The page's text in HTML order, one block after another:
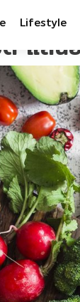
Lifestyle
แส